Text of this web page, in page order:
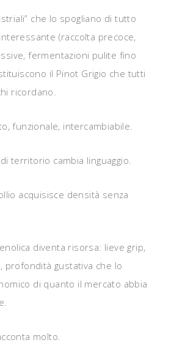
che lo spogliano di tutto
(raccolta precoce,
fermentazioni pulite fino
il Pinot Grigio che tutti
ricordano.
funzionale, intercambiabile.
territorio cambia linguaggio.
acquisisce densità senza
diventa risorsa: lieve grip,
profondità gustativa che lo
di quanto il mercato abbia
molto.